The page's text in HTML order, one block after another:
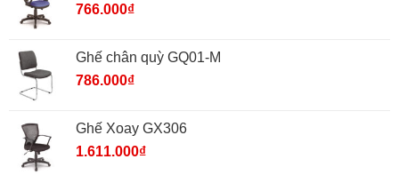
766.000₫
Ghế chân quỳ GQ01-M
786.000₫
Ghế Xoay GX306
1.611.000₫